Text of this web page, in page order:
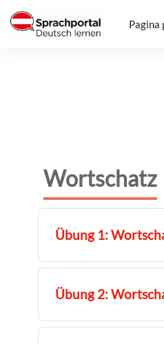
Pagina
Wortschatz
Übung 1:
Übung 2: